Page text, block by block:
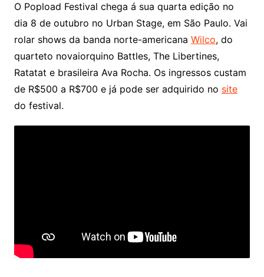
O Popload Festival chega á sua quarta edição no
dia 8 de outubro no Urban Stage, em São Paulo. Vai
rolar shows da banda norte-americana Wilco, do
quarteto novaiorquino Battles, The Libertines,
Ratatat e brasileira Ava Rocha. Os ingressos custam
de R$500 a R$700 e já pode ser adquirido no site
do festival.